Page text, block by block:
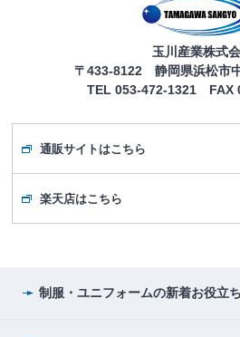
玉川産業株式
〒433-8122 静岡県浜松市
TEL 053-472-1321 FAX
通販サイトはこちら
楽天店はこちら
制服・ユニフォームの新着お役立